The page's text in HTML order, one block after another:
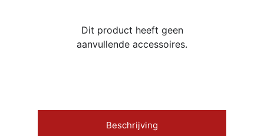
Beschrijving
Dit product heeft geen
aanvullende accessoires.